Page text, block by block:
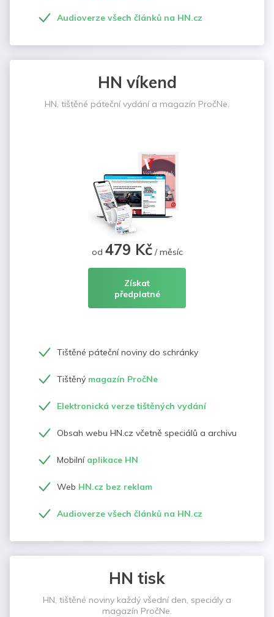
Audioverze všech článků na HN.cz
HN víkend
HN, tištěné páteční vydání a magazín PročNe.
od 479 Kč/ měsíc
Získat
předplatné
Tištěné páteční noviny do schránky
Tištěný magazín PročNe
Elektronická verze tištěných vydání
Obsah webu HN.cz včetně speciálů a archivu
Mobilní aplikace HN
Web HN.cz bez reklam
Audioverze všech článků na HN.cz
HN tisk
HN, tištěné noviny každý všední den, speciály a
magazín PročNe.